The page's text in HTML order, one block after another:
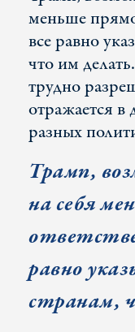
меньше
все равно
что им
трудно
отражается в
разных
Трамп,
на себя
равно
странам,